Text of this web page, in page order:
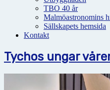
TBO 40 år
Malmöastronomins
Sällskapets hemsida
Kontakt
Tychos ungar